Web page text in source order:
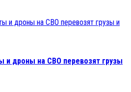
и дроны на СВО перевозят грузы